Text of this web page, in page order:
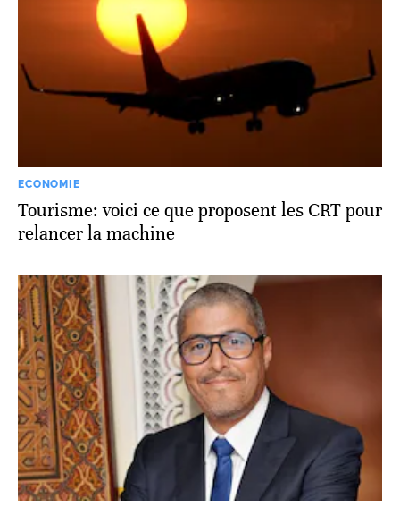
ECONOMIE
Tourisme: voici ce que proposent les CRT pour
relancer la machine